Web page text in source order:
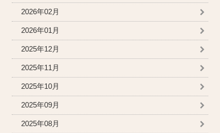
2026年02月
2026年01月
2025年12月
2025年11月
2025年10月
2025年09月
2025年08月